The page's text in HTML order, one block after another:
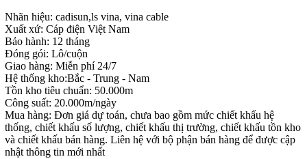
Nhãn hiệu: cadisun,ls vina, vina cable
Xuất xứ: Cáp điện Việt Nam
Bảo hành: 12 tháng
Đóng gói: Lô/cuộn
Giao hàng: Miễn phí 24/7
Hệ thống kho:Bắc - Trung - Nam
Tồn kho tiêu chuẩn: 50.000m
Công suất: 20.000m/ngày
Mua hàng: Đơn giá dự toán, chưa bao gồm mức chiết khấu hệ
thống, chiết khấu số lượng, chiết khấu thị trường, chiết khấu tồn kho
và chiết khấu bán hàng. Liên hệ với bộ phận bán hàng để được cập
nhật thông tin mới nhất